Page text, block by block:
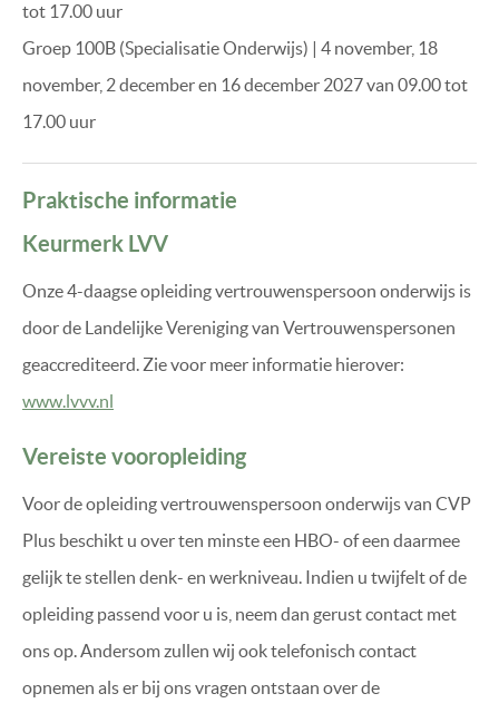
tot 17.00 uur
Groep 100B (Specialisatie Onderwijs) | 4 november, 18
november, 2 december en 16 december 2027 van 09.00 tot
17.00 uur
Praktische informatie
Keurmerk LVV
Onze 4-daagse opleiding vertrouwenspersoon onderwijs is
door de Landelijke Vereniging van Vertrouwenspersonen
geaccrediteerd. Zie voor meer informatie hierover:
www.lvvv.nl
Vereiste vooropleiding
Voor de opleiding vertrouwenspersoon onderwijs van CVP
Plus beschikt u over ten minste een HBO- of een daarmee
gelijk te stellen denk- en werkniveau. Indien u twijfelt of de
opleiding passend voor u is, neem dan gerust contact met
ons op. Andersom zullen wij ook telefonisch contact
opnemen als er bij ons vragen ontstaan over de